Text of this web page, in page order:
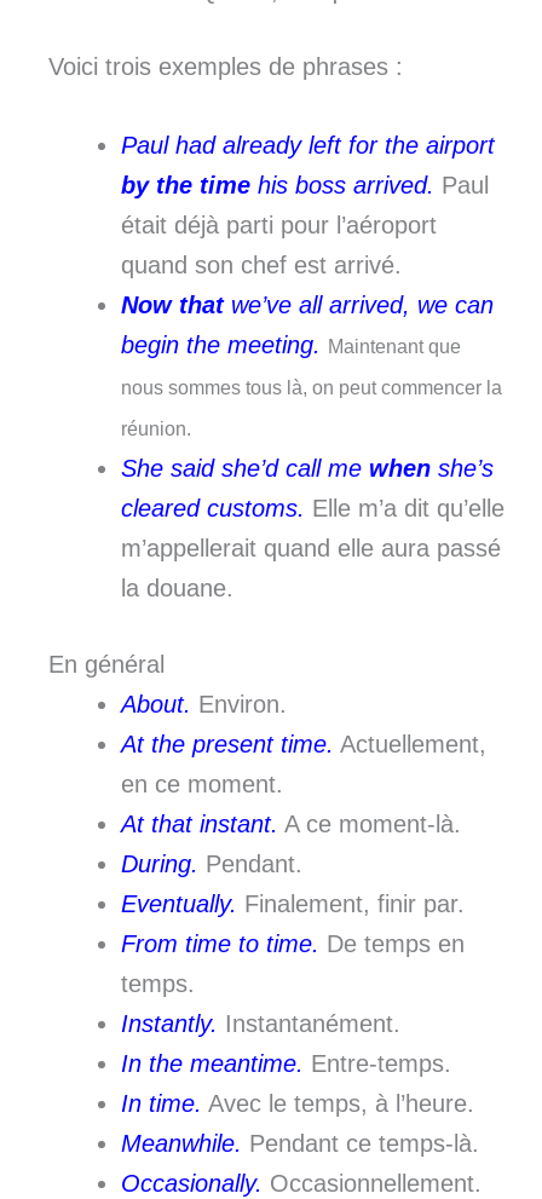
Voici trois exemples de phrases :
Paul had already left for the airport
by the time his boss arrived. Paul
était déjà parti pour l’aéroport
quand son chef est arrivé.
Now thatwe’ve all arrived, we can
begin the meeting.
Maintenant que
nous sommes tous là, on peut commencer la
réunion.
She said she’d call me when she’s
cleared customs. Elle m’a dit qu’elle
m’appellerait quand elle aura passé
la douane.
En général
About. Environ.
At the present time. Actuellement,
en ce moment.
At that instant. A ce moment-là.
During. Pendant.
Eventually. Finalement, finir par.
From time to time. De temps en
temps.
Instantly. Instantanément.
In the meantime. Entre-temps.
In time. Avec le temps, à l’heure.
Meanwhile. Pendant ce temps-là.
Occasionally. Occasionnellement.